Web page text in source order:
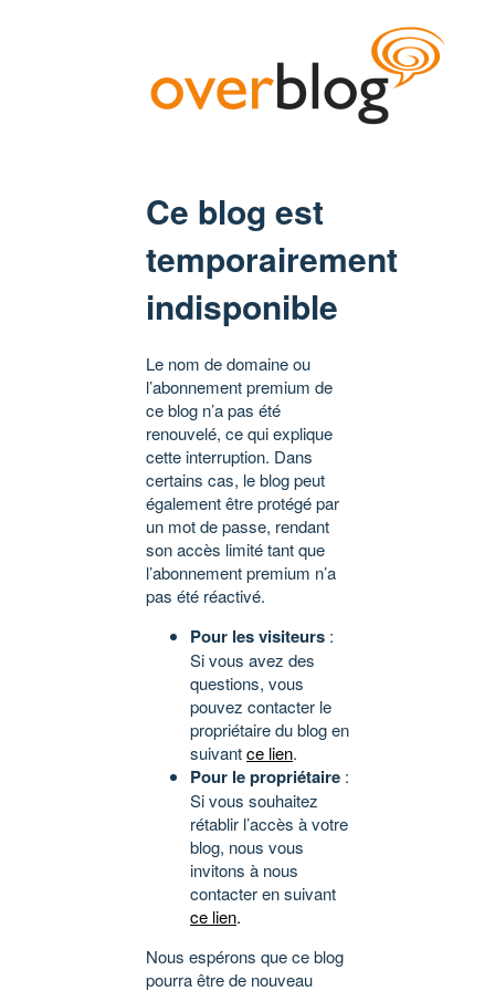
Ce blog est
temporairement
indisponible
Le nom de domaine ou
l’abonnement premium de
ce blog n’a pas été
renouvelé, ce qui explique
cette interruption. Dans
certains cas, le blog peut
également être protégé par
un mot de passe, rendant
son accès limité tant que
l’abonnement premium n’a
pas été réactivé.
Pour les visiteurs :
Si vous avez des
questions, vous
pouvez contacter le
propriétaire du blog en
suivantce lien.
Pour le propriétaire :
Si vous souhaitez
rétablir l’accès à votre
blog, nous vous
invitons à nous
contacter en suivant
ce lien.
Nous espérons que ce blog
pourra être de nouveau